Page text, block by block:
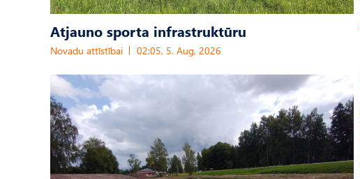
Atjauno sporta infrastruktūru
Novadu attīstībai 02:05, 5. Aug, 2026